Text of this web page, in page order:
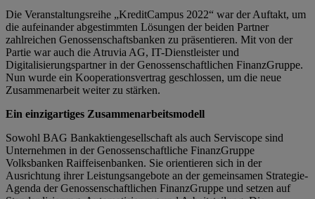
Die Veranstaltungsreihe „KreditCampus 2022“ war der Auftakt, um
die aufeinander abgestimmten Lösungen der beiden Partner
zahlreichen Genossenschaftsbanken zu präsentieren. Mit von der
Partie war auch die Atruvia AG, IT-Dienstleister und
Digitalisierungspartner in der Genossenschaftlichen FinanzGruppe.
Nun wurde ein Kooperationsvertrag geschlossen, um die neue
Zusammenarbeit weiter zu stärken.
Ein einzigartiges Zusammenarbeitsmodell
Sowohl BAG Bankaktiengesellschaft als auch Serviscope sind
Unternehmen in der Genossenschaftliche FinanzGruppe
Volksbanken Raiffeisenbanken. Sie orientieren sich in der
Ausrichtung ihrer Leistungsangebote an der gemeinsamen Strategie-
Agenda der Genossenschaftlichen FinanzGruppe und setzen auf